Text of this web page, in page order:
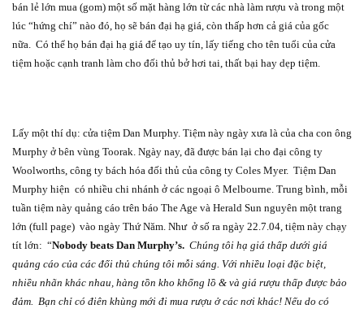
bán lẻ lớn mua (gom) một số mặt hàng lớn từ các nhà làm rượu và trong một
lúc “hứng chí” nào đó, họ sẽ bán đại hạ giá, còn thấp hơn cả giá của gốc
nữa. Có thể họ bán đại hạ giá để tạo uy tín, lấy tiếng cho tên tuổi của cửa
tiệm hoặc cạnh tranh làm cho đối thủ bở hơi tai, thất bại hay dẹp tiệm.
Lấy một thí dụ: cửa tiệm Dan Murphy. Tiệm này ngày xưa là của cha con ông
Murphy ở bên vùng Toorak. Ngày nay, đã được bán lại cho đại công ty
Woolworths, công ty bách hóa đối thủ của công ty Coles Myer. Tiệm Dan
Murphy hiện có nhiều chi nhánh ở các ngoại ô Melbourne. Trung bình, mỗi
tuần tiệm này quảng cáo trên báo The Age và Herald Sun nguyên một trang
lớn (full page) vào ngày Thứ Năm. Như ở số ra ngày 22.7.04, tiệm này chạy
tít lớn: “Nobody beats Dan Murphy’s. Chúng tôi hạ giá thấp dưới giá
quảng cáo của các đối thủ chúng tôi mỗi sáng. Với nhiều loại đặc biệt,
nhiều nhãn khác nhau, hàng tồn kho khổng lồ & và giá rượu thấp được bảo
đảm. Bạn chỉ có điên khùng mới đi mua rượu ở các nơi khác! Nếu do có